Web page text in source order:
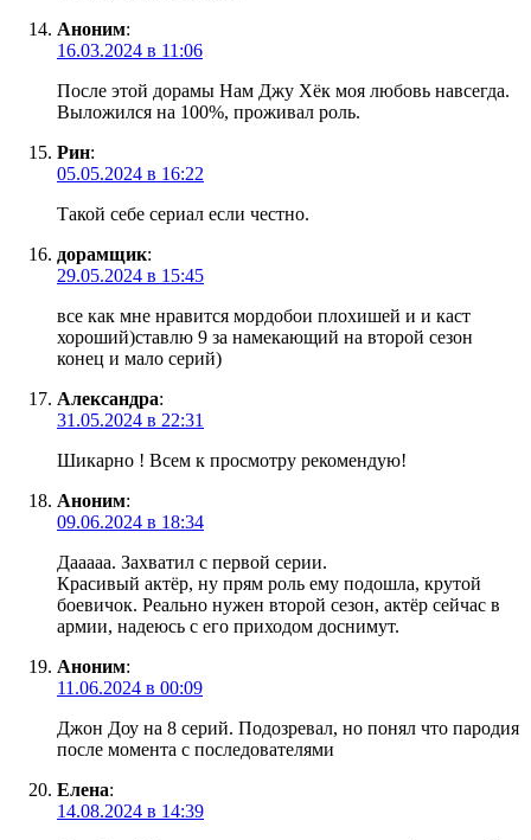
Аноним:
16.03.2024 в 11:06
После этой дорамы Нам Джу Хëк моя любовь навсегда.
Выложился на 100%, проживал роль.
Рин:
05.05.2024 в 16:22
Такой себе сериал если честно.
дорамщик:
29.05.2024 в 15:45
все как мне нравится мордобои плохишей и и каст
хороший)ставлю 9 за намекающий на второй сезон
конец и мало серий)
Александра:
31.05.2024 в 22:31
Шикарно ! Всем к просмотру рекомендую!
Аноним:
09.06.2024 в 18:34
Дааааа. Захватил с первой серии.
Красивый актëр, ну прям роль ему подошла, крутой
боевичок. Реально нужен второй сезон, актëр сейчас в
армии, надеюсь с его приходом доснимут.
Аноним:
11.06.2024 в 00:09
Джон Доу на 8 серий. Подозревал, но понял что пародия
после момента с последователями
Елена:
14.08.2024 в 14:39